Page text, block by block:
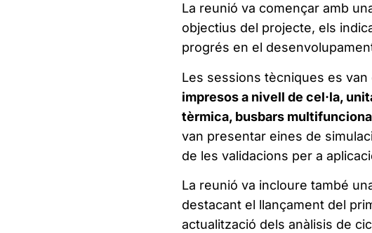
La reunió va començar amb
objectius del projecte, els
progrés en el
Les sessions tècniques es
impresos a nivell de cel·la,
tèrmica, busbars
van presentar eines de
de les validacions per a
La reunió va incloure també
destacant el llançament del
actualització dels anàlisis de